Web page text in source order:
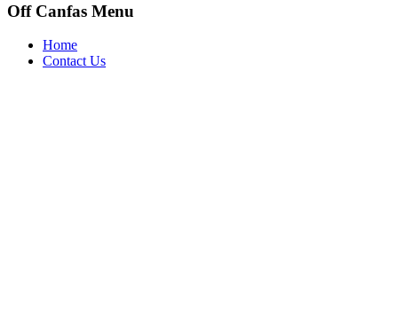
Off Canfas Menu
Home
Contact Us